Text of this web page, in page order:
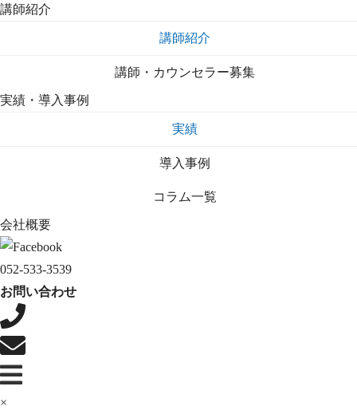
講師紹介
講師紹介
講師・カウンセラー募集
実績・導入事例
実績
導入事例
コラム一覧
会社概要
052-533-3539
お問い合わせ
×